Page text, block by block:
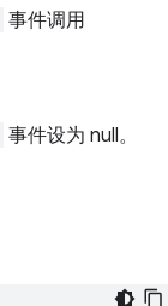
事件调用
事件设为 null。